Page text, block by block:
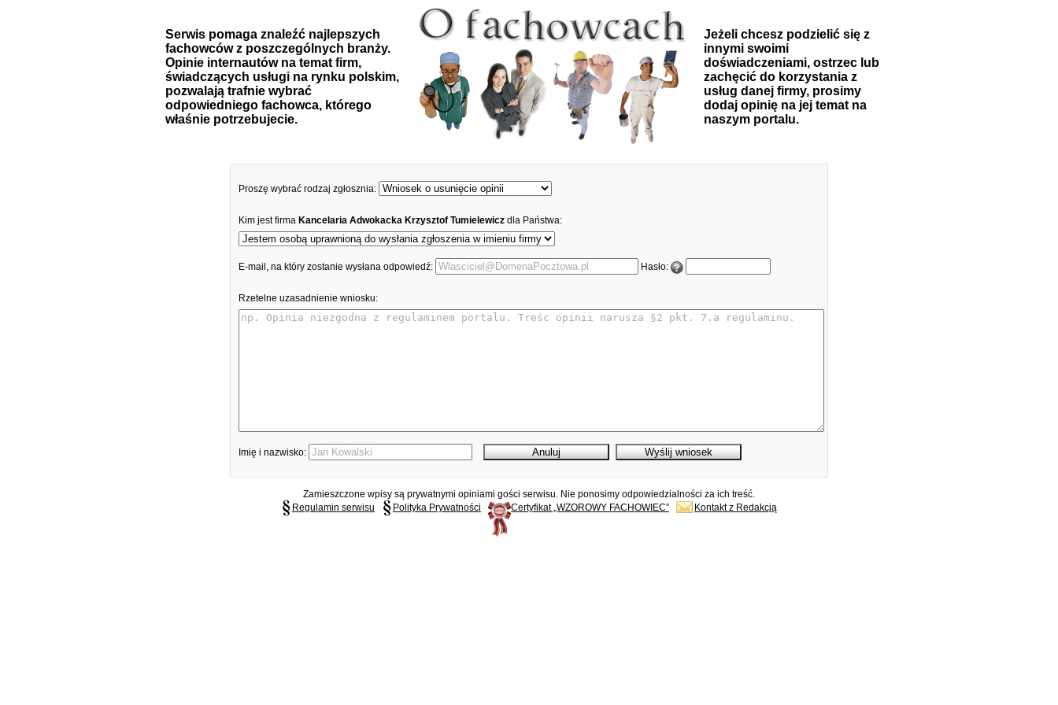
Serwis pomaga znaleźć najlepszych
fachowców z poszczególnych branży.
Opinie internautów na temat firm,
świadczących usługi na rynku polskim,
pozwalają trafnie wybrać
odpowiedniego fachowca, którego
właśnie potrzebujecie.
Jeżeli chcesz podzielić się z
innymi swoimi
doświadczeniami, ostrzec lub
zachęcić do korzystania z
usług danej firmy, prosimy
dodaj opinię na jej temat na
naszym portalu.
Proszę wybrać rodzaj zgłosznia:
Kim jest firma Kancelaria Adwokacka Krzysztof Tumielewicz dla Państwa:
E-mail, na który zostanie wysłana odpowiedź: Hasło:
Rzetelne uzasadnienie wniosku:
Imię i nazwisko:
Zamieszczone wpisy są prywatnymi opiniami gości serwisu. Nie ponosimy odpowiedzialności za ich treść.
Regulamin serwisu
Polityka Prywatności Certyfikat „WZOROWY FACHOWIEC” Kontakt z Redakcją